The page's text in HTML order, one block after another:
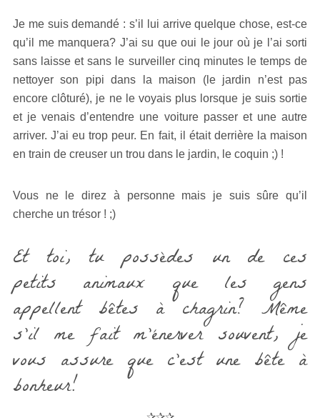
Je me suis demandé : s’il lui arrive quelque chose, est-ce
qu’il me manquera? J’ai su que oui le jour où je l’ai sorti
sans laisse et sans le surveiller cinq minutes le temps de
nettoyer son pipi dans la maison (le jardin n’est pas
encore clôturé), je ne le voyais plus lorsque je suis sortie
et je venais d’entendre une voiture passer et une autre
arriver. J’ai eu trop peur. En fait, il était derrière la maison
en train de creuser un trou dans le jardin, le coquin ;) !
Vous ne le direz à personne mais je suis sûre qu’il
cherche un trésor ! ;)
Et toi, tu possèdes un de ces
petits animaux que les gens
appellent bêtes à chagrin? Même
s’il me fait m’énerver souvent, je
vous assure que c’est une bête à
bonheur!